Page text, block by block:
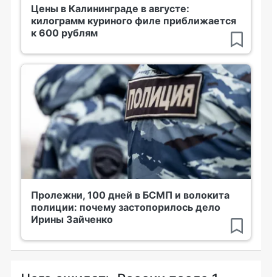
Цены в Калининграде в августе:
килограмм куриного филе приближается
к 600 рублям
Пролежни, 100 дней в БСМП и волокита
полиции: почему застопорилось дело
Ирины Зайченко